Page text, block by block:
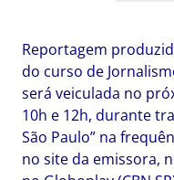
Reportagem
do curso de
será veiculada no
10h e 12h, durante
São Paulo” na
no site da emissora,